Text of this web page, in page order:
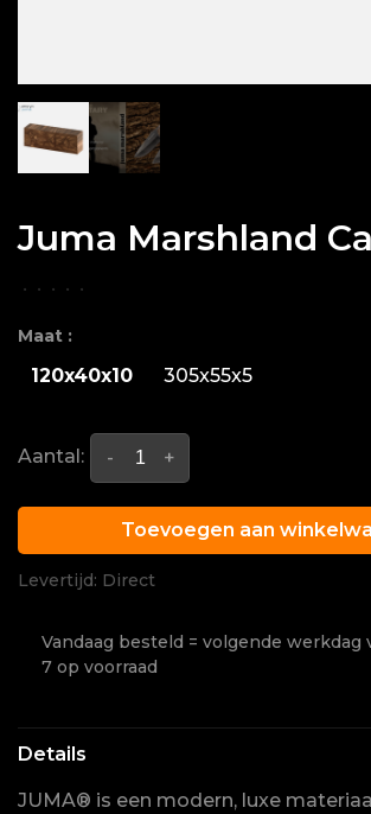
Juma Marshland
• • • • •
Maat :
120x40x10 305x55x5
Aantal: +
-
Toevoegen aan
Levertijd: Direct
Vandaag besteld = volgende werkdag
7 op voorraad
Details
JUMA® is een modern, luxe